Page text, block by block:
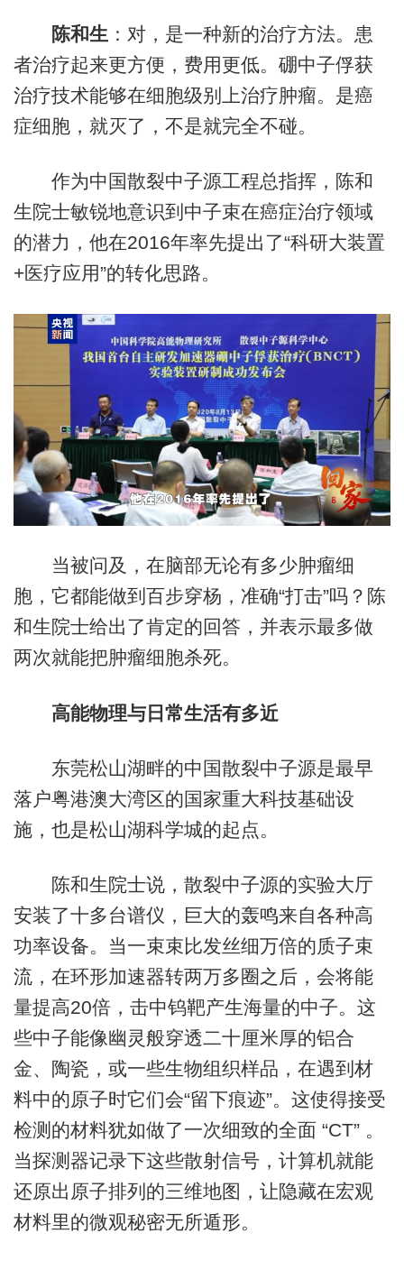
陈和生 ：对，是一种新的治疗方法。患
者治疗起来更方便，费用更低。硼中子俘获
治疗技术能够在细胞级别上治疗肿瘤。是癌
症细胞，就灭了，不是就完全不碰。
作为中国散裂中子源工程总指挥，陈和
生院士敏锐地意识到中子束在癌症治疗领域
的潜力，他在2016年率先提出了“科研大装置
+医疗应用”的转化思路。
当被问及，在脑部无论有多少肿瘤细
胞，它都能做到百步穿杨，准确“打击”吗？陈
和生院士给出了肯定的回答，并表示最多做
两次就能把肿瘤细胞杀死。
高能物理与日常生活有多近
东莞松山湖畔的中国散裂中子源是最早
落户粤港澳大湾区的国家重大科技基础设
施，也是松山湖科学城的起点。
陈和生院士说，散裂中子源的实验大厅
安装了十多台谱仪，巨大的轰鸣来自各种高
功率设备。当一束束比发丝细万倍的质子束
流，在环形加速器转两万多圈之后，会将能
量提高20倍，击中钨靶产生海量的中子。这
些中子能像幽灵般穿透二十厘米厚的铝合
金、陶瓷，或一些生物组织样品，在遇到材
料中的原子时它们会“留下痕迹”。这使得接受
检测的材料犹如做了一次细致的全面 “CT” 。
当探测器记录下这些散射信号，计算机就能
还原出原子排列的三维地图，让隐藏在宏观
材料里的微观秘密无所遁形。